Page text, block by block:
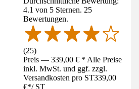
4.1 von 5 Sternen. 25
Bewertungen.
(25)
Preis — 339,00 € * Alle Preise
inkl. MwSt. und ggf. zzgl.
Versandkosten pro ST339,00
€*/ ST